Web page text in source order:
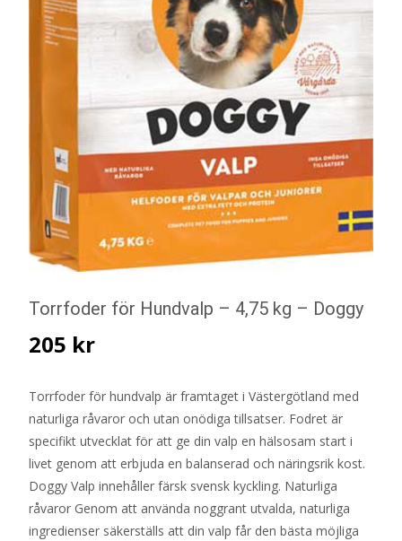
Torrfoder för Hundvalp – 4,75 kg – Doggy
205 kr
Torrfoder för hundvalp är framtaget i Västergötland med
naturliga råvaror och utan onödiga tillsatser. Fodret är
specifikt utvecklat för att ge din valp en hälsosam start i
livet genom att erbjuda en balanserad och näringsrik kost.
Doggy Valp innehåller färsk svensk kyckling. Naturliga
råvaror Genom att använda noggrant utvalda, naturliga
ingredienser säkerställs att din valp får den bästa möjliga